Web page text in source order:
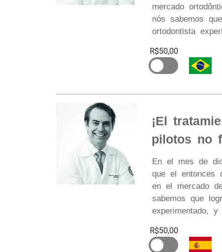
mercado
nós sabemos
ortodontista
R$50,00
¡El
pilotos no
En el mes de
que el entonces
en el mercado
sabemos que
experimentado,
R$50,00